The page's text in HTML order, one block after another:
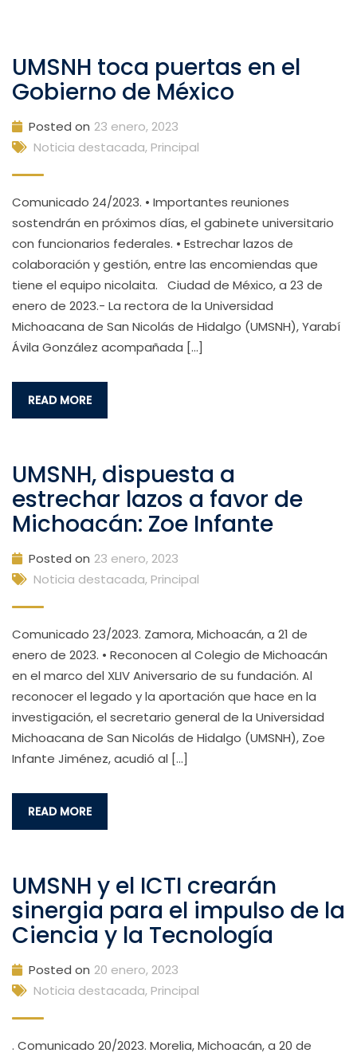
UMSNH toca puertas en el
Gobierno de México
Posted on 23 enero, 2023
Noticia destacada, Principal
Comunicado 24/2023. • Importantes reuniones
sostendrán en próximos días, el gabinete universitario
con funcionarios federales. • Estrechar lazos de
colaboración y gestión, entre las encomiendas que
tiene el equipo nicolaita. Ciudad de México, a 23 de
enero de 2023.- La rectora de la Universidad
Michoacana de San Nicolás de Hidalgo (UMSNH), Yarabí
Ávila González acompañada […]
READ MORE
UMSNH, dispuesta a
estrechar lazos a favor de
Michoacán: Zoe Infante
Posted on 23 enero, 2023
Noticia destacada, Principal
Comunicado 23/2023. Zamora, Michoacán, a 21 de
enero de 2023. • Reconocen al Colegio de Michoacán
en el marco del XLIV Aniversario de su fundación. Al
reconocer el legado y la aportación que hace en la
investigación, el secretario general de la Universidad
Michoacana de San Nicolás de Hidalgo (UMSNH), Zoe
Infante Jiménez, acudió al […]
READ MORE
UMSNH y el ICTI crearán
sinergia para el impulso de la
Ciencia y la Tecnología
Posted on 20 enero, 2023
Noticia destacada, Principal
. Comunicado 20/2023. Morelia, Michoacán, a 20 de